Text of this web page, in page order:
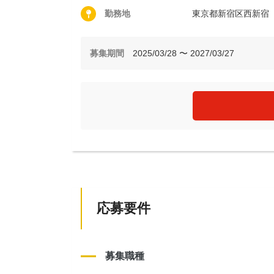
勤務地 東京都新宿区西新宿
募集期間 2025/03/28 〜 2027/03/27
応募要件
募集職種